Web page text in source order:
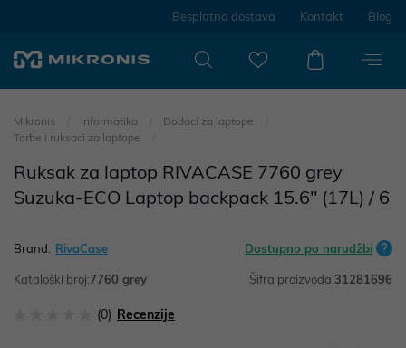
Besplatna dostava Kontakt Blog
Mikronis Informatika
Dodaci za laptope
Torbe i ruksaci za laptope
Ruksak za laptop RIVACASE 7760 grey
Suzuka-ECO Laptop backpack 15.6" (17L) / 6
Brand: RivaCase Dostupno po narudžbi
Kataloški broj:7760 grey Šifra proizvoda:31281696
(0) Recenzije